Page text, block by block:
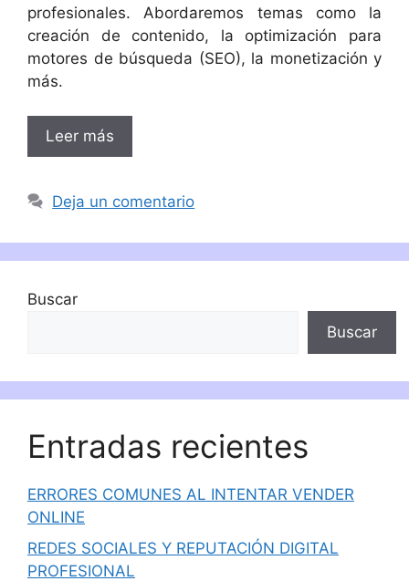
profesionales. Abordaremos temas como la
creación de contenido, la optimización para
motores de búsqueda (SEO), la monetización y
más.
Leer más
Deja un comentario
Buscar
Buscar
Entradas recientes
ERRORES COMUNES AL INTENTAR VENDER
ONLINE
REDES SOCIALES Y REPUTACIÓN DIGITAL
PROFESIONAL